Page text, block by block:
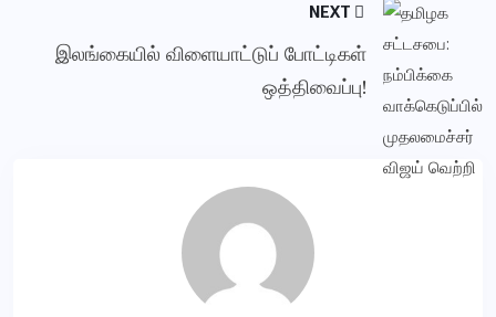
NEXT
இலங்கையில் விளையாட்டுப் போட்டிகள்
ஒத்திவைப்பு!